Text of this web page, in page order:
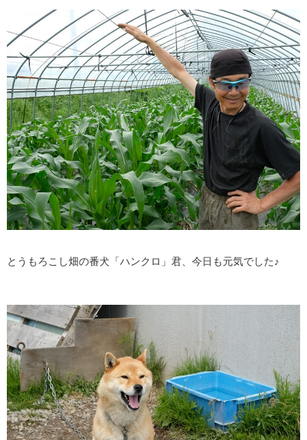
とうもろこし畑の番犬「ハンクロ」君、今日も元気でした♪